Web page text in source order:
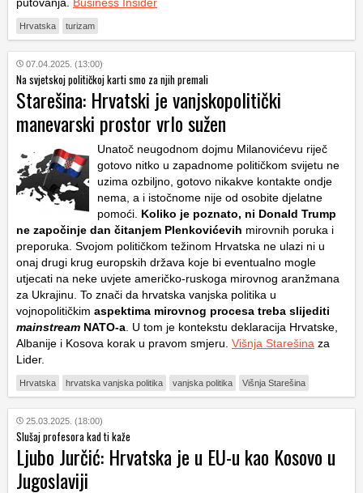
Hrvatska turizam
07.04.2025. (13:00)
Na svjetskoj političkoj karti smo za njih premali
Starešina: Hrvatski je vanjskopolitički
manevarski prostor vrlo sužen
Unatoč neugodnom dojmu Milanovićevu riječ
gotovo nitko u zapadnome političkom svijetu ne
uzima ozbiljno, gotovo nikakve kontakte ondje
nema, a i istočnome nije od osobite djelatne
pomoći. Koliko je poznato, ni Donald Trump
ne započinje dan čitanjem Plenkovićevih mirovnih poruka i
preporuka. Svojom političkom težinom Hrvatska ne ulazi ni u
onaj drugi krug europskih država koje bi eventualno mogle
utjecati na neke uvjete američko-ruskoga mirovnog aranžmana
za Ukrajinu. To znači da hrvatska vanjska politika u
vojnopolitičkim aspektima mirovnog procesa treba slijediti
mainstream NATO-a . U tom je kontekstu deklaracija Hrvatske,
Albanije i Kosova korak u pravom smjeru. Višnja Starešina za
Lider.
Hrvatska hrvatska vanjska politika vanjska politika Višnja Starešina
25.03.2025. (18:00)
Slušaj profesora kad ti kaže
Ljubo Jurčić: Hrvatska je u EU-u kao Kosovo u
Jugoslaviji